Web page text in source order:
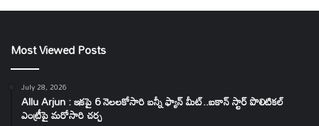
Most Viewed Posts
July 28, 2026
Allu Arjun : ఇకపై 6 నెలలకోసారి బన్నీ ఫ్యాన్ మీట్..ఐకాన్ స్టార్ పొలిటికల్
ఎంట్రీపై మరోసారి చర్చ